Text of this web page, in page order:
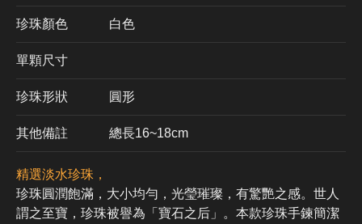
珍珠顏色 ​白色
單顆尺寸
珍珠形狀 圓形
其他備註 總長16~18cm
精選淡水珍珠，
珍珠圓潤飽滿，大小均勻，光瑩璀璨，有驚艷之感。世人
謂之至寶，珍珠被譽為「寶石之后」。本款珍珠手鍊簡潔